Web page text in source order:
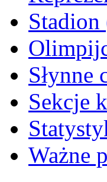
Słynne
Sekcje
Ważne